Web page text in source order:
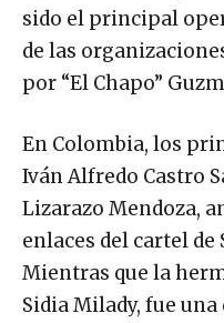
sido el principal
de las
por “El Chapo”
En Colombia, los
Iván Alfredo Castro
Lizarazo Mendoza,
enlaces del cartel de
Mientras que la
Sidia Milady, fue